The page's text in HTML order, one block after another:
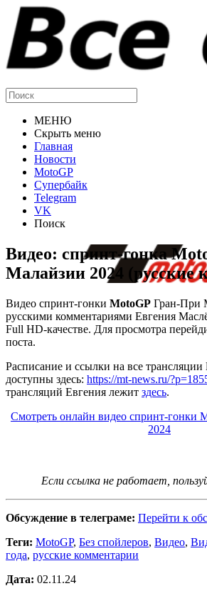
МЕНЮ
Скрыть меню
Главная
Новости
MotoGP
Супербайк
Telegram
VK
Поиск
Видео: спринт-гонка
Малайзии 2024 (русские
Видео спринт-гонки MotoGP Гран-При
русскими комментариями Евгения
Full HD-качестве. Для просмотра
поста.
Расписание и ссылки на все
доступны здесь: https://mt-news.ru/
трансляций Евгения лежит здесь.
Смотреть онлайн видео спринт-гонки
2024
Если ссылка не работает,
Обсуждение в телеграме: Перейти к
Теги: MotoGP, Без спойлеров, Видео,
года, русские комментарии
Дата: 02.11.24